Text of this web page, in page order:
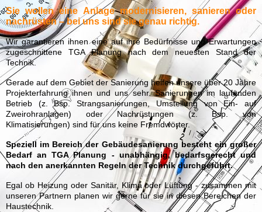
Sie wollen eine Anlage modernisieren, sanieren oder
nachrüsten – bei uns sind sie genau richtig.
Wir garantieren ihnen eine auf ihre Bedürfnisse und Erwartungen
zugeschnittene TGA Planung nach dem neuesten Stand der
Technik.
Gerade auf dem Gebiet der Sanierung helfen unsere über 20 Jahre
Projekterfahrung ihnen und uns sehr. Sanierungen im laufenden
Betrieb (z. Bsp. Strangsanierungen, Umstellung von Ein- auf
Zweirohranlagen) oder Nachrüstungen (z. Bsp. von
Klimatisierungen) sind für uns keine Fremdwörter.
Speziell im Bereich der Gebäudesanierung besteht ein großer
Bedarf an TGA Planung - unabhängig, bedarfsgerecht und
nach den anerkannten Regeln der Technik durchgeführt.
Egal ob Heizung oder Sanitär, Klima oder Lüftung - zusammen mit
unseren Partnern planen wir gerne für sie in diesen Bereichen der
Haustechnik.